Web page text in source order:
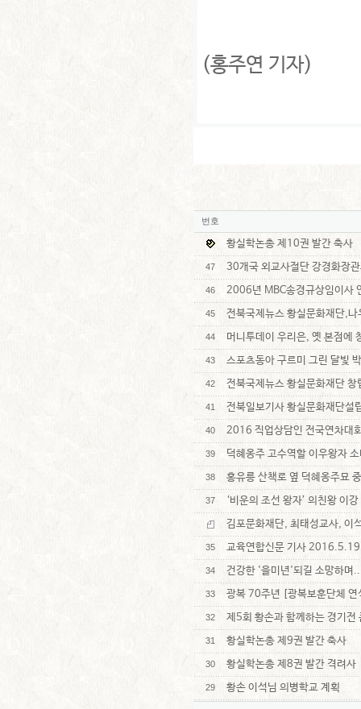
(홍주연 기자)
번호
황실학논총 제10권 발간 축사
47 30개국 외교사절단 강경화장
46 2006년 MBC송경규상임이사
45 전북국제뉴스 황실문화재단,
44 머니투데이 우리은, 옛 본점에
43 스포츠동아 구르미 그린 달빛
42 전북국제뉴스 황실문화재단
41 전북일보기사 황실문화재단설
40 2016 직업상담인 전국연차
39 덕혜옹주 고수역할 이우왕자
38 홍유릉 산책로 옆 덕혜옹주묘
37
‘비운의 조선 왕자’ 의친왕 이
김포문화재단, 최태성교사,
35 교육연합신문 기사
34 건강한 '을미년'되길 소망하며
33 광복 70주년 [광복보훈단체
32 제5회 황손과 함께하는 경기전
31 황실학논총 제9권 발간 축사
30 황실학논총 제8권 발간 격려사
29 황손 이석님 의병학교 계획